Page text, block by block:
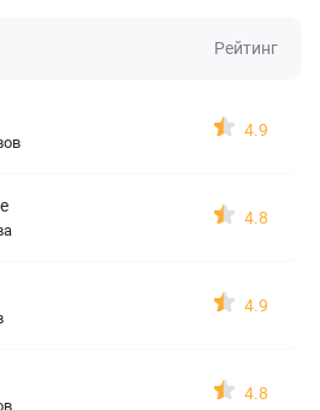
Рейтинг
4.9
4.8
4.9
4.8